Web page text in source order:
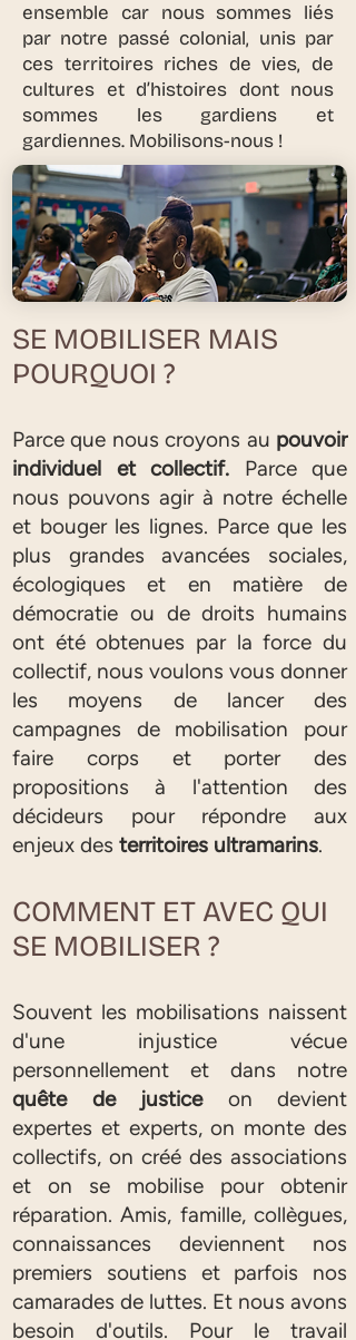
ensemble car nous sommes liés
par notre passé colonial, unis par
ces territoires riches de vies, de
cultures et d’histoires dont nous
sommes les gardiens et
gardiennes. Mobilisons-nous !
SE MOBILISER MAIS
POURQUOI ?
Parce que nous croyons au pouvoir
individuel et collectif. Parce que
nous pouvons agir à notre échelle
et bouger les lignes. Parce que les
plus grandes avancées sociales,
écologiques et en matière de
démocratie ou de droits humains
ont été obtenues par la force du
collectif, nous voulons vous donner
les moyens de lancer des
campagnes de mobilisation pour
faire corps et porter des
propositions à l'attention des
décideurs pour répondre aux
enjeux des territoires ultramarins.
COMMENT ET AVEC QUI
SE MOBILISER ?
Souvent les mobilisations naissent
d'une injustice vécue
personnellement et dans notre
quête de justiceon devient
expertes et experts, on monte des
collectifs, on créé des associations
et on se mobilise pour obtenir
réparation. Amis, famille, collègues,
connaissances deviennent nos
premiers soutiens et parfois nos
camarades de luttes. Et nous avons
besoin d'outils. Pour le travail